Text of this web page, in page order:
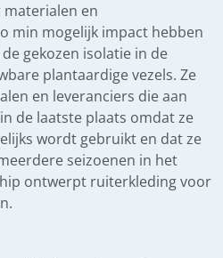
materialen en
min mogelijk impact hebben
gekozen isolatie in de
plantaardige vezels. Ze
en leveranciers die aan
de laatste plaats omdat ze
wordt gebruikt en dat ze
seizoenen in het
ontwerpt ruiterkleding voor